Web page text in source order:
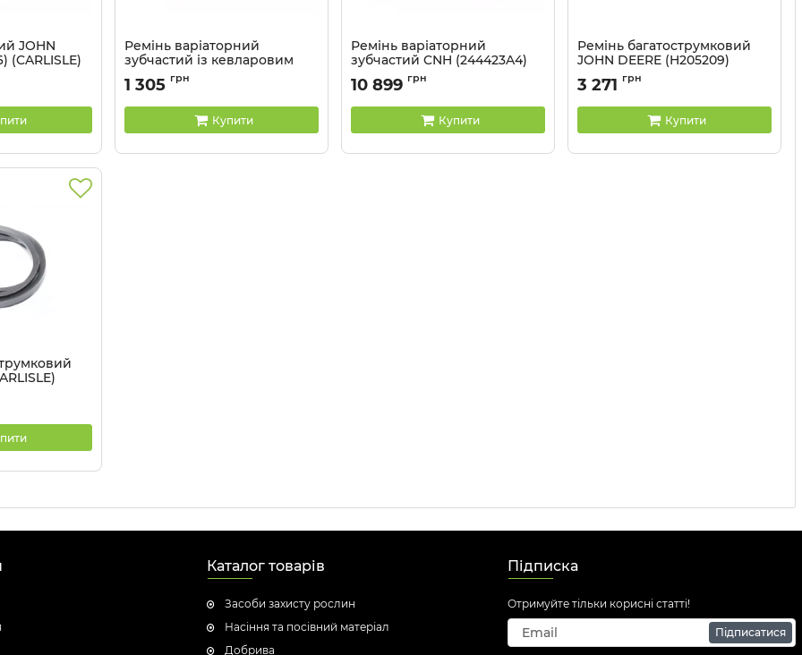
JOHN
(CARLISLE)
Ремінь варіаторний
зубчастий із кевларовим
кордом CNH (670224.1)
(CARLISLE)
Артикул: HK36
1 305 грн
Купити
Ремінь варіаторний
зубчастий CNH (244423A4)
(CARLISLE)
Артикул: HN103
10 899 грн
Купити
Ремінь багатострумковий
JOHN DEERE (H205209)
(CARLISLE)
Артикул:
3 271 грн
Купити
Каталог товарів
Засоби захисту рослин
Насіння та посівний матеріал
Добрива
Підписка
Отримуйте тільки корисні статті!
Підписатися